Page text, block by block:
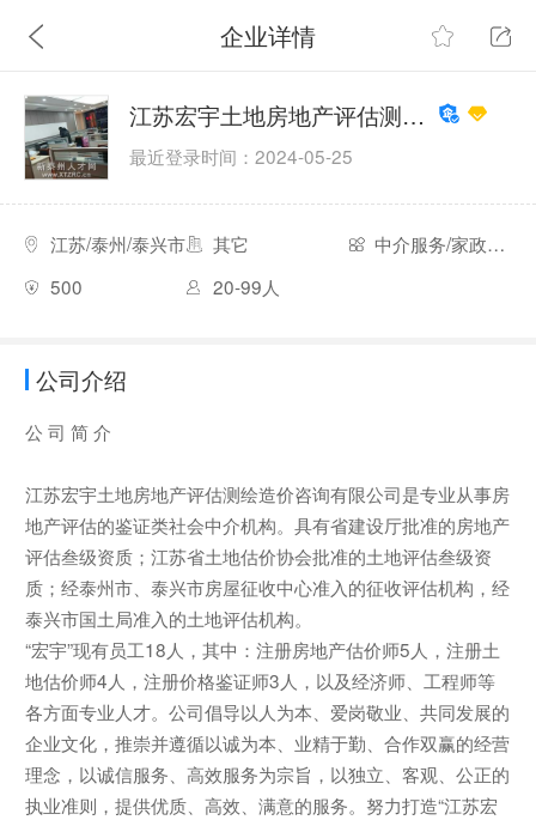
企业详情
江苏宏宇土地房地产评估测绘造价咨询公司
最近登录时间：2024-05-25
江苏/泰州/泰兴市 其它
中介服务/家政服务
500
20-99人
公司介绍
公 司 简 介
江苏宏宇土地房地产评估测绘造价咨询有限公司是专业从事房
地产评估的鉴证类社会中介机构。具有省建设厅批准的房地产
评估叁级资质；江苏省土地估价协会批准的土地评估叁级资
质；经泰州市、泰兴市房屋征收中心准入的征收评估机构，经
泰兴市国土局准入的土地评估机构。
“宏宇”现有员工18人，其中：注册房地产估价师5人，注册土
地估价师4人，注册价格鉴证师3人，以及经济师、工程师等
各方面专业人才。公司倡导以人为本、爱岗敬业、共同发展的
企业文化，推崇并遵循以诚为本、业精于勤、合作双赢的经营
理念，以诚信服务、高效服务为宗旨，以独立、客观、公正的
执业准则，提供优质、高效、满意的服务。努力打造“江苏宏